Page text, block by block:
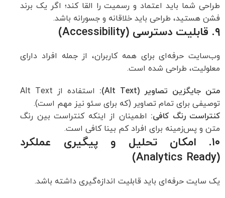
طراحی شما باید اعتماد و رسمیت را القا کند؛ اگر یک برند
فشن هستید، طراحی باید خلاقانه و جسورانه باشد.
۹. قابلیت دسترسی (Accessibility)
وب‌سایت حرفه‌ای برای همه کاربران، از جمله افراد دارای
معلولیت، طراحی شده است.
متن جایگزین تصاویر (Alt Text):
استفاده از Alt Text
توصیفی برای تمام تصاویر (که برای سئو نیز مهم است).
کنتراست رنگ کافی: اطمینان از اینکه کنتراست بین رنگ
متن و پس‌زمینه برای افراد کم بینا کافی است.
۱۰. امکان تحلیل و پیگیری عملکرد
(Analytics Ready)
یک سایت حرفه‌ای باید قابلیت اندازه‌گیری داشته باشد.